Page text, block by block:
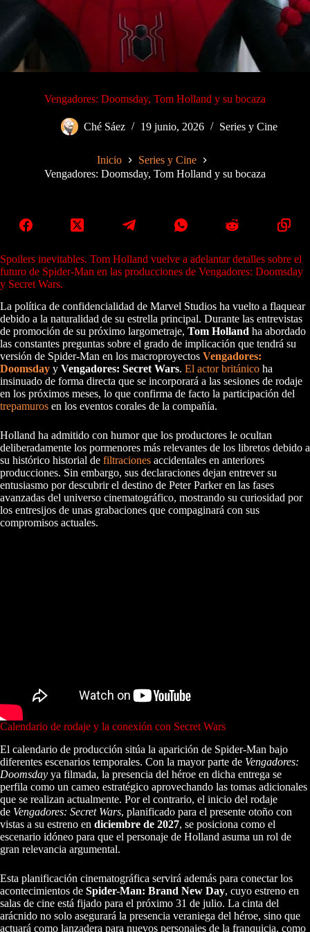
Vengadores: Doomsday, Tom Holland y su bocaza
Ché Sáez 19 junio, 2026 Series y Cine
Inicio
Series y Cine
Vengadores: Doomsday, Tom Holland y su bocaza
Spoilers inevitables. Tom Holland vuelve a adelantar detalles sobre el
futuro de Spider-Man en las producciones de Vengadores: Doomsday
y Secret Wars.
La política de confidencialidad de Marvel Studios ha vuelto a flaquear
debido a la naturalidad de su estrella principal. Durante las entrevistas
de promoción de su próximo largometraje, Tom Holland ha abordado
las constantes preguntas sobre el grado de implicación que tendrá su
versión de Spider-Man en los macroproyectos Vengadores:
Doomsday y Vengadores: Secret Wars. El actor británico ha
insinuado de forma directa que se incorporará a las sesiones de rodaje
en los próximos meses, lo que confirma de facto la participación del
trepamuros en los eventos corales de la compañía.
Holland ha admitido con humor que los productores le ocultan
deliberadamente los pormenores más relevantes de los libretos debido a
su histórico historial de filtraciones accidentales en anteriores
producciones. Sin embargo, sus declaraciones dejan entrever su
entusiasmo por descubrir el destino de Peter Parker en las fases
avanzadas del universo cinematográfico, mostrando su curiosidad por
los entresijos de unas grabaciones que compaginará con sus
compromisos actuales.
Calendario de rodaje y la conexión con Secret Wars
El calendario de producción sitúa la aparición de Spider-Man bajo
diferentes escenarios temporales. Con la mayor parte de Vengadores:
Doomsday ya filmada, la presencia del héroe en dicha entrega se
perfila como un cameo estratégico aprovechando las tomas adicionales
que se realizan actualmente. Por el contrario, el inicio del rodaje
de Vengadores: Secret Wars, planificado para el presente otoño con
vistas a su estreno en diciembre de 2027, se posiciona como el
escenario idóneo para que el personaje de Holland asuma un rol de
gran relevancia argumental.
Esta planificación cinematográfica servirá además para conectar los
acontecimientos de Spider-Man: Brand New Day, cuyo estreno en
salas de cine está fijado para el próximo 31 de julio. La cinta del
arácnido no solo asegurará la presencia veraniega del héroe, sino que
actuará como lanzadera para nuevos personajes de la franquicia, como